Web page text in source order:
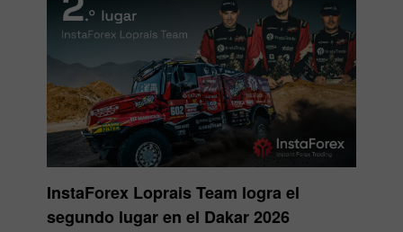
InstaForex Loprais Team logra el
segundo lugar en el Dakar 2026